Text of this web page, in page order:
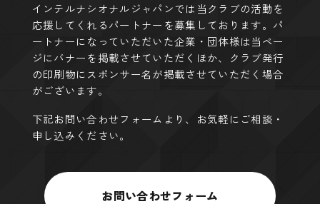
インテルナシオナルジャパンでは当クラブの活動を
応援してくれるパートナーを募集しております。 パ
ートナーになっていただいた企業・団体様は当ペー
ジにバナーを掲載させていただくほか、
クラブ発行
の印刷物にスポンサー名が掲載させていただく場合
がございます。
下記お問い合わせフォームより、お気軽にご相談・
申し込みください。
お問い合わせフォーム